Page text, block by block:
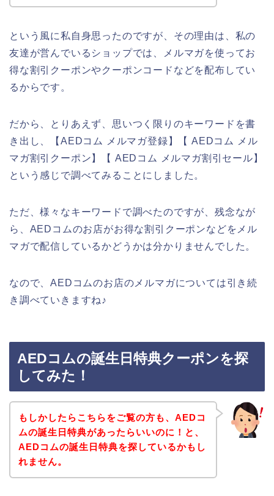
という風に私自身思ったのですが、その理由は、私の
友達が営んでいるショップでは、メルマガを使ってお
得な割引クーポンやクーポンコードなどを配布してい
るからです。
だから、とりあえず、思いつく限りのキーワードを書
き出し、【AEDコム メルマガ登録】【 AEDコム メル
マガ割引クーポン】【 AEDコム メルマガ割引セール】
という感じで調べてみることにしました。
ただ、様々なキーワードで調べたのですが、残念なが
ら、AEDコムのお店がお得な割引クーポンなどをメル
マガで配信しているかどうかは分かりませんでした。
なので、AEDコムのお店のメルマガについては引き続
き調べていきますね♪
AEDコムの誕生日特典クーポンを探
してみた！
もしかしたらこちらをご覧の方も、AEDコ
ムの誕生日特典があったらいいのに！と、
AEDコムの誕生日特典を探しているかもし
れません。